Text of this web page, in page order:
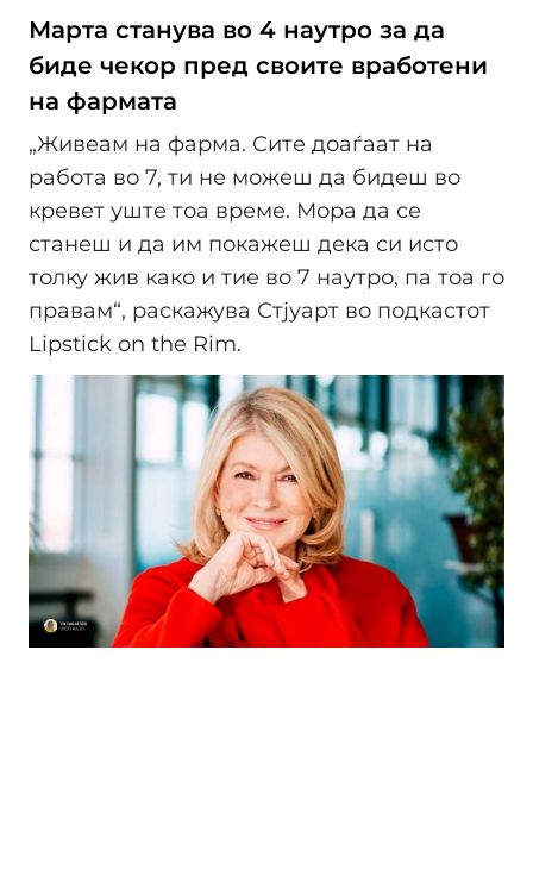
Марта станува во 4 наутро за да
биде чекор пред своите вработени
на фармата
„Живеам на фарма. Сите доаѓаат на
работа во 7, ти не можеш да бидеш во
кревет уште тоа време. Мора да се
станеш и да им покажеш дека си исто
толку жив како и тие во 7 наутро, па тоа го
правам“, раскажува Стјуарт во подкастот
Lipstick on the Rim.